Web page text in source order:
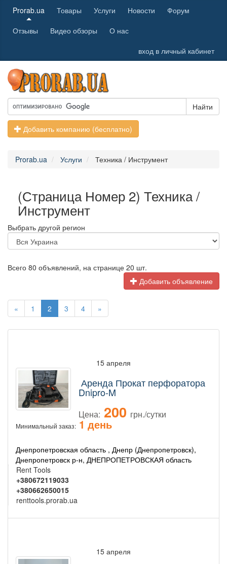
Prorab.ua Товары Услуги Новости
Форум
Отзывы
Видео обзоры
О нас
вход в личный кабинет
Найти
Добавить компанию (бесплатно)
Prorab.ua Услуги Техника / Инструмент
(Страница Номер 2) Техника /
Инструмент
Выбрать другой регион
Всего 80 объявлений, на странице 20 шт.
Добавить объявление
« 1 2 3 4 »
15 апреля
Аренда Прокат перфоратора
Dnipro-M
Цена: 200 грн./сутки
Минимальный заказ: 1 день
Днепропетровская область , Днепр (Днепропетровск),
Днепропетровск р-н, ДНЕПРОПЕТРОВСКАЯ область
Rent Tools
+380672119033
+380662650015
renttools.prorab.ua
15 апреля